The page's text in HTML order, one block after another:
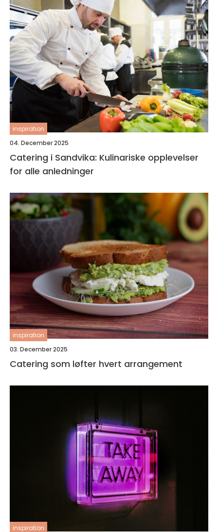
inspiration
04. December 2025
Catering i Sandvika: Kulinariske opplevelser
for alle anledninger
inspiration
03. December 2025
Catering som løfter hvert arrangement
inspiration